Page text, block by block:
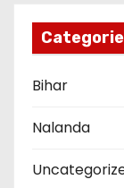
Bihar
Nalanda